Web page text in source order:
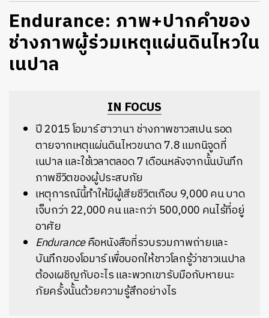
Endurance: ภาพ+ปากคำของ
ช่างภาพผู้ร่วมเหตุแผ่นดินไหวใน
เนปาล
IN FOCUS
ปี 2015 โอมาร์ ฮาวานา ช่างภาพชาวสเปน รอด
ตายจากเหตุแผ่นดินไหวขนาด 7.8 แมกนิจูดที่
เนปาล และใช้เวลาตลอด 7 เดือนหลังจากนั้นบันทึก
ภาพชีวิตของผู้ประสบภัย
เหตุการณ์นี้ทำให้มีผู้เสียชีวิตเกือบ 9,000 คน บาด
เจ็บกว่า 22,000 คน และกว่า 500,000 คนไร้ที่อยู่
อาศัย
Enduranceคือหนังสือที่รวบรวมภาพถ่ายและ
บันทึกของโอมาร์ เพื่อบอกให้ชาวโลกรู้ว่าชาวเนปาล
ต้องเผชิญกับอะไร และพวกเขารับมือกับหายนะ
ภัยครั้งนั้นด้วยความรู้สึกอย่างไร